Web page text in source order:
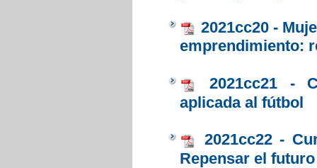
2021cc20 -
emprendimiento:
2021cc21 -
aplicada al fútbol
2021cc22 -
Repensar el futuro